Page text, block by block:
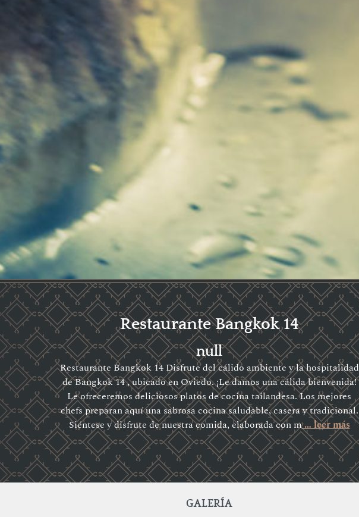
Restaurante Bangkok 14
null
Restaurante Bangkok 14 Disfrute del cálido ambiente y la hospitalidad
de Bangkok 14 , ubicado en Oviedo. ¡Le damos una cálida bienvenida!
Le ofreceremos deliciosos platos de cocina tailandesa. Los mejores
chefs preparan aquí una sabrosa cocina saludable, casera y tradicional.
Siéntese y disfrute de nuestra comida, elaborada con m… leer más
GALERÍA